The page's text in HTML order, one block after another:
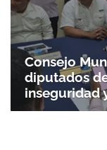
Consejo
diputados
inseguridad